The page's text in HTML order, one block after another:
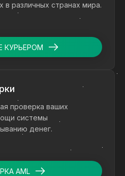
в различных странах мира.
КУРЬЕРОМ
проверка ваших
системы
денег.
AML